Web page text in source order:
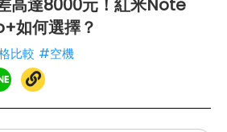
高達8000元！紅米Note
如何選擇？
比較 #空機